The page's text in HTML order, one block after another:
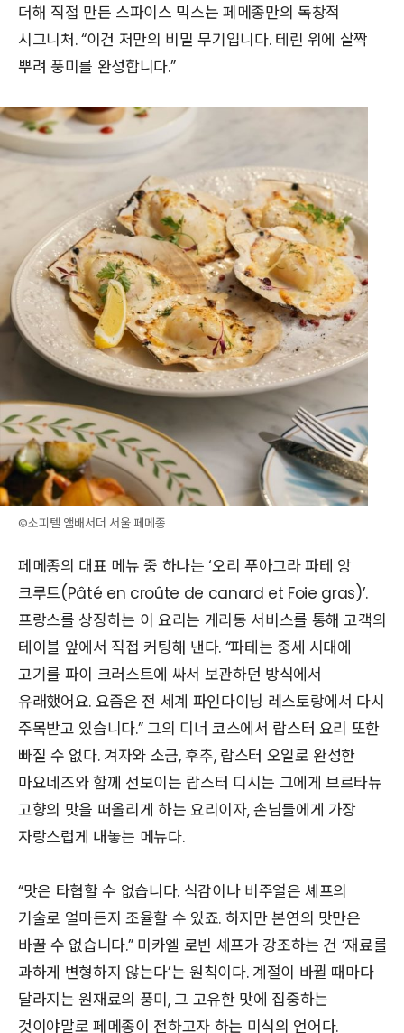
더해 직접 만든 스파이스 믹스는 페메종만의 독창적
시그니처. “이건 저만의 비밀 무기입니다. 테린 위에 살짝
뿌려 풍미를 완성합니다.”
©소피텔 앰배서더 서울 페메종
페메종의 대표 메뉴 중 하나는 ‘오리 푸아그라 파테 앙
크루트(Pâté en croûte de canard et Foie gras)’.
프랑스를 상징하는 이 요리는 게리동 서비스를 통해 고객의
테이블 앞에서 직접 커팅해 낸다. “파테는 중세 시대에
고기를 파이 크러스트에 싸서 보관하던 방식에서
유래했어요. 요즘은 전 세계 파인다이닝 레스토랑에서 다시
주목받고 있습니다.” 그의 디너 코스에서 랍스터 요리 또한
빠질 수 없다. 겨자와 소금, 후추, 랍스터 오일로 완성한
마요네즈와 함께 선보이는 랍스터 디시는 그에게 브르타뉴
고향의 맛을 떠올리게 하는 요리이자, 손님들에게 가장
자랑스럽게 내놓는 메뉴다.
“맛은 타협할 수 없습니다. 식감이나 비주얼은 셰프의
기술로 얼마든지 조율할 수 있죠. 하지만 본연의 맛만은
바꿀 수 없습니다.” 미카엘 로빈 셰프가 강조하는 건 ‘재료를
과하게 변형하지 않는다’는 원칙이다. 계절이 바뀔 때마다
달라지는 원재료의 풍미, 그 고유한 맛에 집중하는
것이야말로 페메종이 전하고자 하는 미식의 언어다.